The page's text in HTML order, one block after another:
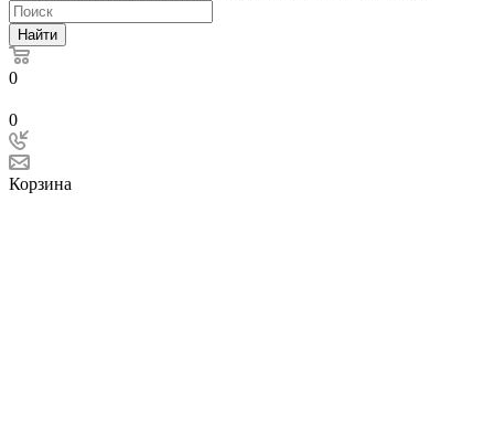
Найти
0
0
Корзина